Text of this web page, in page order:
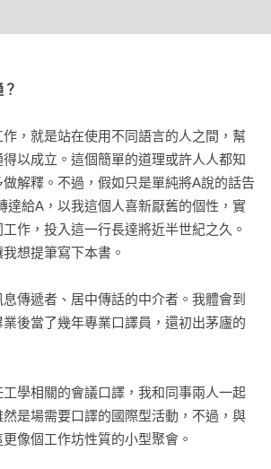
就是站在使用不同語言的人之間，幫
以成立。這個簡單的道理或許人人都知
解釋。不過，假如只是單純將A說的話告
達給A，以我這個人喜新厭舊的個性，實
作，投入這一行長達將近半世紀之久。
想提筆寫下本書。
遞者、居中傳話的中介者。我體會到
後當了幾年專業口譯員，還初出茅廬的
相關的會議口譯，我和同事兩人一起
是場需要口譯的國際型活動，不過，與
像個工作坊性質的小型聚會。